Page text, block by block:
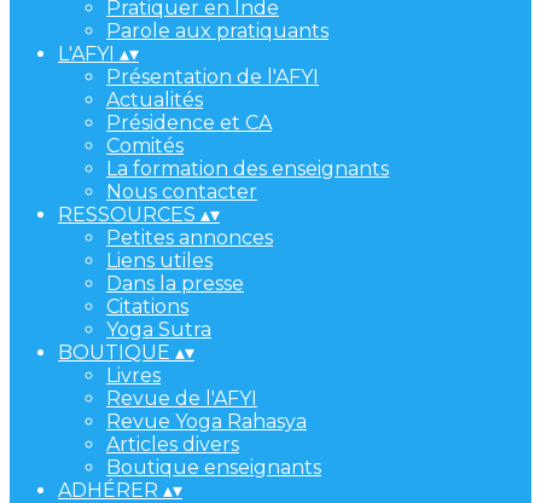
Pratiquer en Inde
Parole aux pratiquants
L'AFYI ▴▾
Présentation de l'AFYI
Actualités
Présidence et CA
Comités
La formation des enseignants
Nous contacter
RESSOURCES ▴▾
Petites annonces
Liens utiles
Dans la presse
Citations
Yoga Sutra
BOUTIQUE ▴▾
Livres
Revue de l'AFYI
Revue Yoga Rahasya
Articles divers
Boutique enseignants
ADHÉRER ▴▾